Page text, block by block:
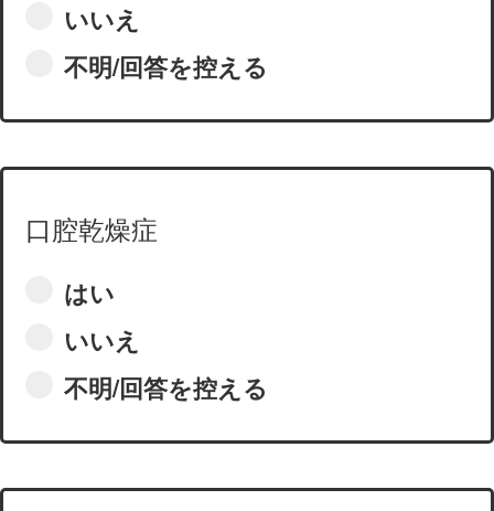
いいえ
不明/回答を控える
口腔乾燥症
はい
いいえ
不明/回答を控える